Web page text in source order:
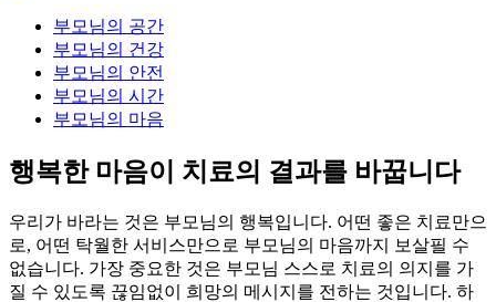
부모님의 공간
부모님의 건강
부모님의 안전
부모님의 시간
부모님의 마음
행복한 마음이 치료의 결과를 바꿉니다
우리가 바라는 것은 부모님의 행복입니다. 어떤 좋은 치료만으
로, 어떤 탁월한 서비스만으로 부모님의 마음까지 보살필 수
없습니다. 가장 중요한 것은 부모님 스스로 치료의 의지를 가
질 수 있도록 끊임없이 희망의 메시지를 전하는 것입니다. 하